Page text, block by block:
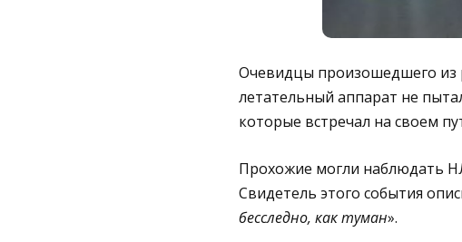
Очевидцы произошедшего из
летательный аппарат не
которые встречал на своем
Прохожие могли наблюдать
Свидетель этого события
бесследно, как туман».